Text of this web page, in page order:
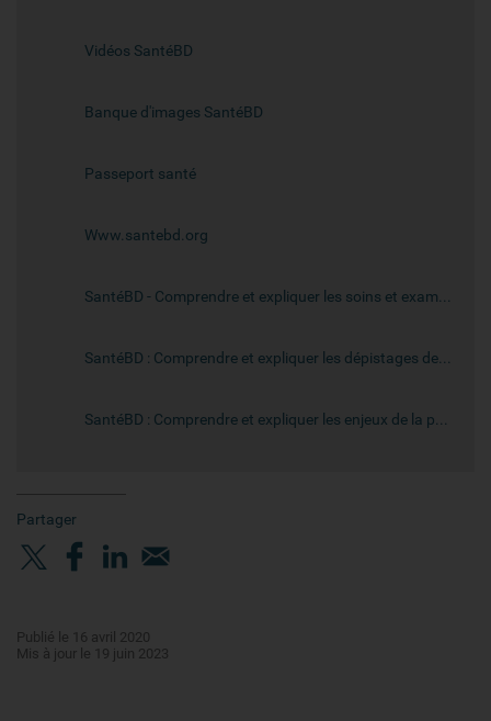
Vidéos SantéBD
Banque d'images SantéBD
Passeport santé
Www.santebd.org
SantéBD - Comprendre et expliquer les soins et examens avec des images et des mots simples
SantéBD : Comprendre et expliquer les dépistages des cancers avec des images et des mots simples
SantéBD : Comprendre et expliquer les enjeux de la prévention en santé avec des images et des mots simples
Partager
Publié le 16 avril 2020
Mis à jour le 19 juin 2023